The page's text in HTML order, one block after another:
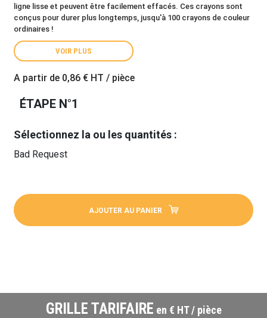
ligne lisse et peuvent être facilement effacés. Ces crayons sont
conçus pour durer plus longtemps, jusqu'à 100 crayons de couleur
ordinaires !
VOIR PLUS
A partir de 0,86 € HT / pièce
ÉTAPE N°1
Sélectionnez la ou les quantités :
Bad Request
AJOUTER AU PANIER
GRILLE TARIFAIRE en € HT / pièce